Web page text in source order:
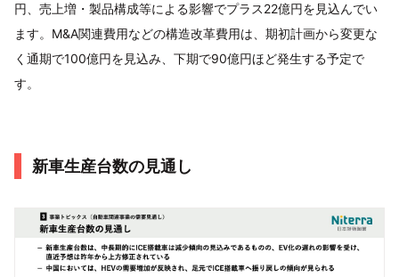
円、売上増・製品構成等による影響でプラス22億円を見込んでい
ます。M&A関連費用などの構造改革費用は、期初計画から変更な
く通期で100億円を見込み、下期で90億円ほど発生する予定で
す。
新車生産台数の見通し